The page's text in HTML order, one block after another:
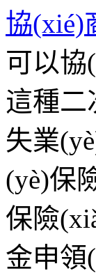
協(xié)
可以協
這種二
失業
(yè)保
保險
金申